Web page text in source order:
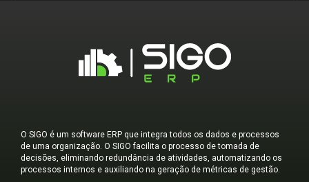
O SIGO é um software ERP que integra todos os dados e processos
de uma organização. O SIGO facilita o processo de tomada de
decisões, eliminando redundância de atividades, automatizando os
processos internos e auxiliando na geração de métricas de gestão.